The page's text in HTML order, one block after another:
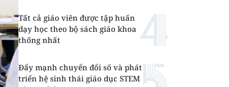
Tất cả giáo viên được tập huấn
dạy học theo bộ sách giáo khoa
thống nhất
Đẩy mạnh chuyển đổi số và phát
triển hệ sinh thái giáo dục STEM